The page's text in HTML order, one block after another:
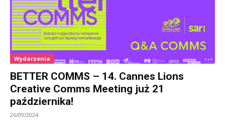
Wydarzenia
BETTER COMMS – 14. Cannes Lions
Creative Comms Meeting już 21
października!
26/09/2024